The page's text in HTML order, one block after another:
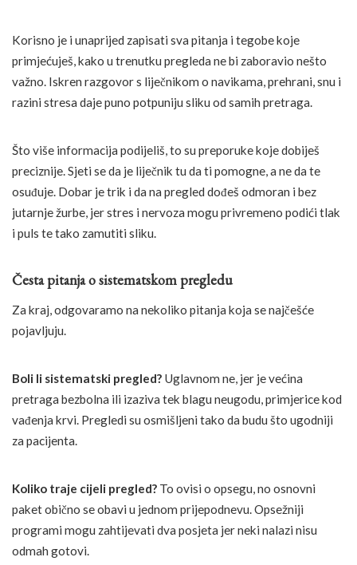
Korisno je i unaprijed zapisati sva pitanja i tegobe koje
primjećuješ, kako u trenutku pregleda ne bi zaboravio nešto
važno. Iskren razgovor s liječnikom o navikama, prehrani, snu i
razini stresa daje puno potpuniju sliku od samih pretraga.
Što više informacija podijeliš, to su preporuke koje dobiješ
preciznije. Sjeti se da je liječnik tu da ti pomogne, a ne da te
osuđuje. Dobar je trik i da na pregled dođeš odmoran i bez
jutarnje žurbe, jer stres i nervoza mogu privremeno podići tlak
i puls te tako zamutiti sliku.
Česta pitanja o sistematskom pregledu
Za kraj, odgovaramo na nekoliko pitanja koja se najčešće
pojavljuju.
Boli li sistematski pregled? Uglavnom ne, jer je većina
pretraga bezbolna ili izaziva tek blagu neugodu, primjerice kod
vađenja krvi. Pregledi su osmišljeni tako da budu što ugodniji
za pacijenta.
Koliko traje cijeli pregled? To ovisi o opsegu, no osnovni
paket obično se obavi u jednom prijepodnevu. Opsežniji
programi mogu zahtijevati dva posjeta jer neki nalazi nisu
odmah gotovi.